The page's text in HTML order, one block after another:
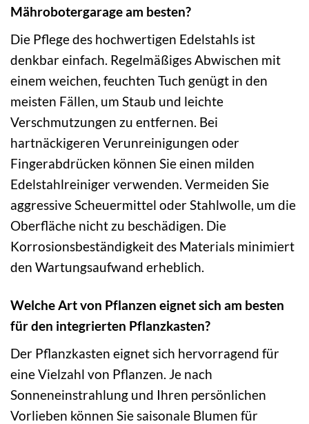
Mährobotergarage am besten?
Die Pflege des hochwertigen Edelstahls ist
denkbar einfach. Regelmäßiges Abwischen mit
einem weichen, feuchten Tuch genügt in den
meisten Fällen, um Staub und leichte
Verschmutzungen zu entfernen. Bei
hartnäckigeren Verunreinigungen oder
Fingerabdrücken können Sie einen milden
Edelstahlreiniger verwenden. Vermeiden Sie
aggressive Scheuermittel oder Stahlwolle, um die
Oberfläche nicht zu beschädigen. Die
Korrosionsbeständigkeit des Materials minimiert
den Wartungsaufwand erheblich.
Welche Art von Pflanzen eignet sich am besten
für den integrierten Pflanzkasten?
Der Pflanzkasten eignet sich hervorragend für
eine Vielzahl von Pflanzen. Je nach
Sonneneinstrahlung und Ihren persönlichen
Vorlieben können Sie saisonale Blumen für